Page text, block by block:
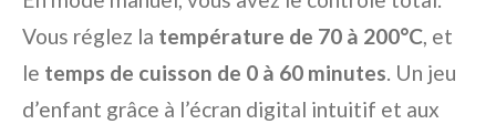
Vous réglez la température de 70 à 200°C, et
le temps de cuisson de 0 à 60 minutes. Un jeu
d’enfant grâce à l’écran digital intuitif et aux